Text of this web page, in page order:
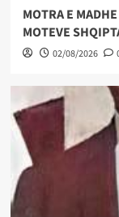
MOTRA E
MOTEVE
02/08/2026